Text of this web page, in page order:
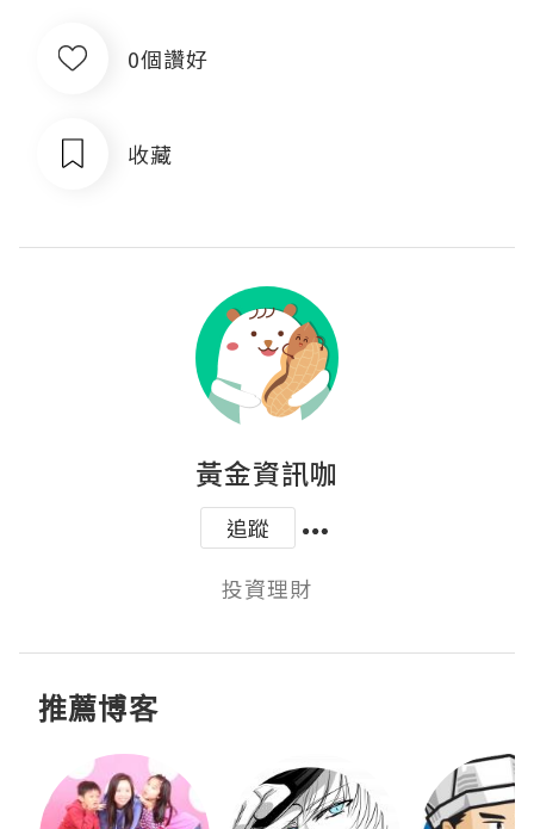
0個讚好
收藏
黃金資訊咖
追蹤
投資理財
推薦博客